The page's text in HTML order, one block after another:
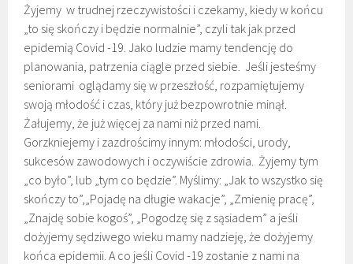
Żyjemy w trudnej rzeczywistości i czekamy, kiedy w końcu
„to się skończy i będzie normalnie”, czyli tak jak przed
epidemią Covid -19. Jako ludzie mamy tendencję do
planowania, patrzenia ciągle przed siebie. Jeśli jesteśmy
seniorami oglądamy się w przeszłość, rozpamiętujemy
swoją młodość i czas, który już bezpowrotnie minął.
Żałujemy, że już więcej za nami niż przed nami.
Gorzkniejemy i zazdrościmy innym: młodości, urody,
sukcesów zawodowych i oczywiście zdrowia. Żyjemy tym
„co było”, lub „tym co będzie”. Myślimy: „Jak to wszystko się
skończy to”,„Pojadę na długie wakacje”, „Zmienię pracę”,
„Znajdę sobie kogoś”, „Pogodzę się z sąsiadem” a jeśli
dożyjemy sędziwego wieku mamy nadzieję, że dożyjemy
końca epidemii. A co jeśli Covid -19 zostanie z nami na